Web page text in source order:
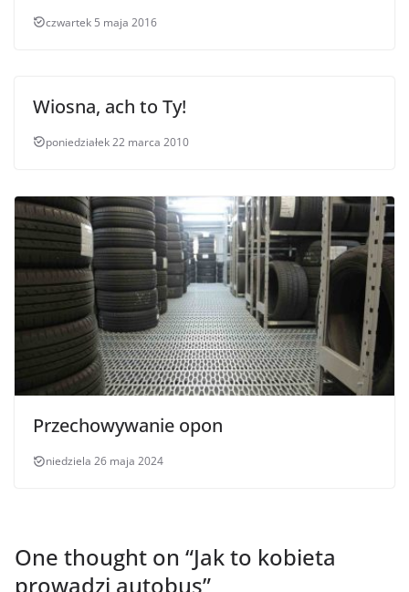
czwartek 5 maja 2016
Wiosna, ach to Ty!
poniedziałek 22 marca 2010
Przechowywanie opon
niedziela 26 maja 2024
One thought on “Jak to kobieta
prowadzi autobus”